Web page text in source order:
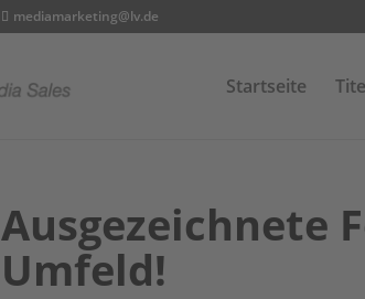
mediamarketing@lv.de
Startseite
Ausgezeichnete
Umfeld!